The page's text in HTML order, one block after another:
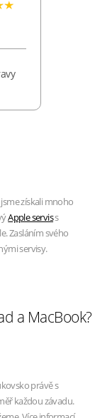
získali mnoho
Apple serviss
Zasláním svého
servisy.
a MacBook?
právě s
každou závadu.